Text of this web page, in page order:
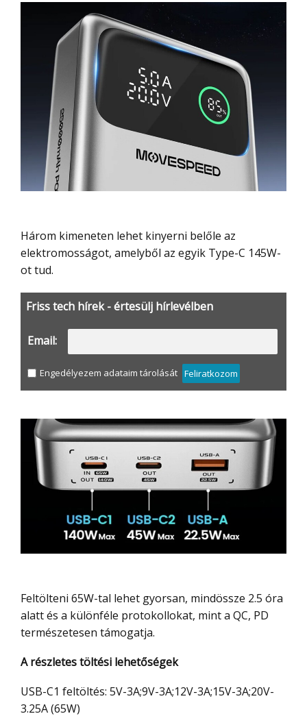
Három kimeneten lehet kinyerni belőle az
elektromosságot, amelyből az egyik Type-C 145W-
ot tud.
Friss tech hírek - értesülj hírlevélben
Email:
Engedélyezem adataim tárolását Feliratkozom
Feltölteni 65W-tal lehet gyorsan, mindössze 2.5 óra
alatt és a különféle protokollokat, mint a QC, PD
természetesen támogatja.
A részletes töltési lehetőségek
USB-C1 feltöltés: 5V-3A;9V-3A;12V-3A;15V-3A;20V-
3.25A (65W)